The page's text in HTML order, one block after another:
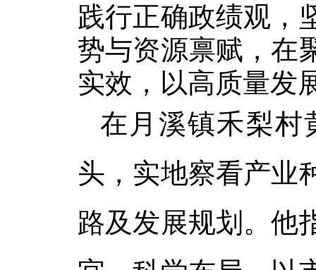
践行正确政绩观，
势与资源禀赋，在
实效，以高质量发
在月溪镇禾梨村
头，实地察看产业
路及发展规划。他